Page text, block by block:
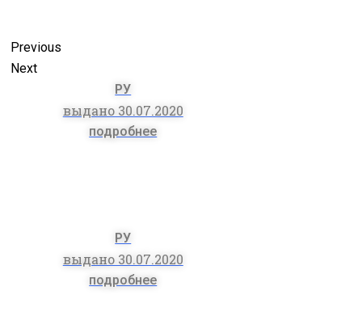
Previous
Next
РУ
выдано 30.07.2020
подробнее
РУ
выдано 30.07.2020
подробнее